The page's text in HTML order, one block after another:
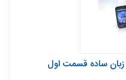
زبان ساده قسمت اول